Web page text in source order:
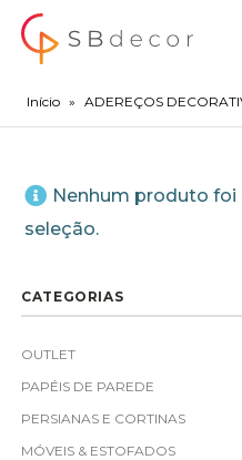
Início » ADEREÇOS
Nenhum produto foi
seleção.
CATEGORIAS
OUTLET
PAPÉIS DE PAREDE
PERSIANAS E CORTINAS
MÓVEIS & ESTOFADOS